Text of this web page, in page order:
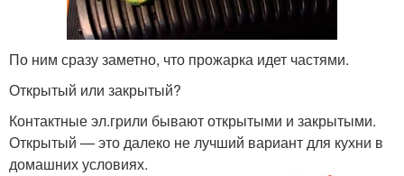
По ним сразу заметно, что прожарка идет частями.
Открытый или закрытый?
Контактные эл.грили бывают открытыми и закрытыми.
Открытый — это далеко не лучший вариант для кухни в
домашних условиях.